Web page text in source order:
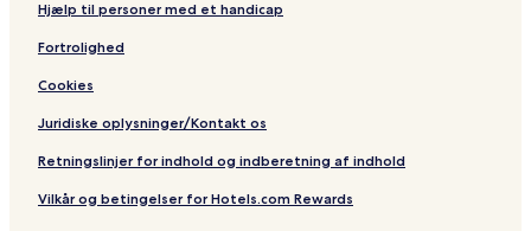
Hjælp til personer med et handicap
Fortrolighed
Cookies
Juridiske oplysninger/Kontakt os
Retningslinjer for indhold og indberetning af indhold
Vilkår og betingelser for Hotels.com Rewards